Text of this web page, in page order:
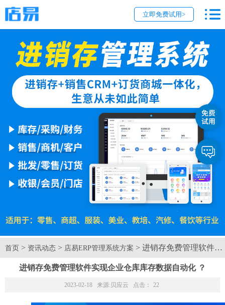
立即免费试用>
首页 > 资讯动态 > 店易ERP管理系统方案 > 进销存免费管理软件
进销存免费管理软件实现企业仓库库存数据自动化 ？
2023-02-18 来源: 贝应云 点击： 22